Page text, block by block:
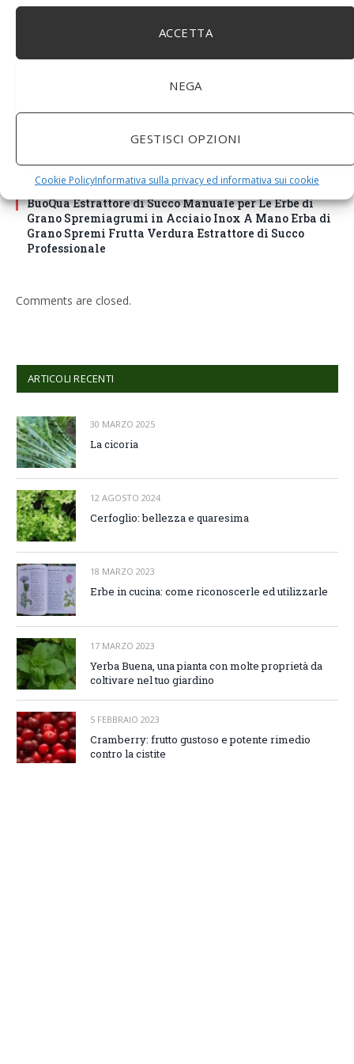
ACCETTA
NEGA
GESTISCI OPZIONI
Cookie PolicyInformativa sulla privacy ed informativa sui cookie
BuoQua Estrattore di Succo Manuale per Le Erbe di
Grano Spremiagrumi in Acciaio Inox A Mano Erba di
Grano Spremi Frutta Verdura Estrattore di Succo
Professionale
Comments are closed.
ARTICOLI RECENTI
30 MARZO 2025
La cicoria
12 AGOSTO 2024
Cerfoglio: bellezza e quaresima
18 MARZO 2023
Erbe in cucina: come riconoscerle ed utilizzarle
17 MARZO 2023
Yerba Buena, una pianta con molte proprietà da
coltivare nel tuo giardino
5 FEBBRAIO 2023
Cramberry: frutto gustoso e potente rimedio
contro la cistite